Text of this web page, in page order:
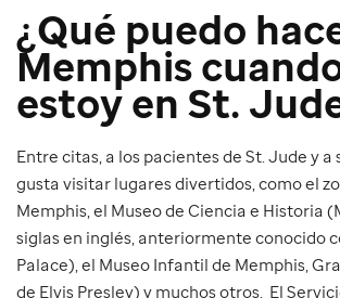
¿Qué puedo
Memphis
estoy en St.
Entre citas, a los pacientes de St. Jude y a
gusta visitar lugares divertidos, como el
Memphis, el Museo de Ciencia e Historia
siglas en inglés, anteriormente conocido
Palace), el Museo Infantil de Memphis,
de Elvis Presley) y muchos otros. El